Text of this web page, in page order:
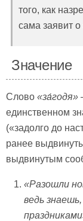
того, как
сама заявит о
Значение
Слово «за́годя»
единственном
(«задолго до
ранее
выдвинутым
«Разошли
ведь